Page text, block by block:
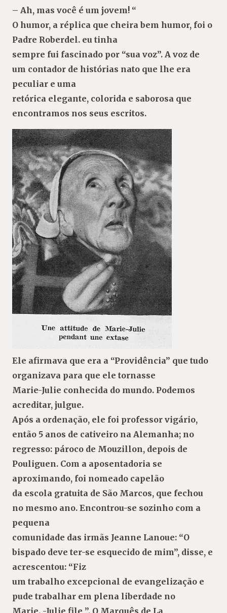
– Ah, mas você é um jovem! “
O humor, a réplica que cheira bem humor, foi o
Padre Roberdel. eu tinha
sempre fui fascinado por “sua voz”. A voz de
um contador de histórias nato que lhe era
peculiar e uma
retórica elegante, colorida e saborosa que
encontramos nos seus escritos.
Ele afirmava que era a “Providência” que tudo
organizava para que ele tornasse
Marie-Julie conhecida do mundo. Podemos
acreditar, julgue.
Após a ordenação, ele foi professor vigário,
então 5 anos de cativeiro na Alemanha; no
regresso: pároco de Mouzillon, depois de
Pouliguen. Com a aposentadoria se
aproximando, foi nomeado capelão
da escola gratuita de São Marcos, que fechou
no mesmo ano. Encontrou-se sozinho com a
pequena
comunidade das irmãs Jeanne Lanoue: “O
bispado deve ter-se esquecido de mim”, disse, e
acrescentou: “Fiz
um trabalho excepcional de evangelização e
pude trabalhar em plena liberdade no